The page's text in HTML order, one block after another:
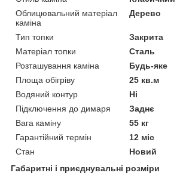
Облицювальний матеріал
каміна
Дерево
Тип топки
Закрита
Матеріал топки
Сталь
Розташування каміна
Будь-яке
Площа обігріву
25 кв.м
Водяний контур
Ні
Підключення до димаря
Заднє
Вага каміну
55 кг
Гарантійний термін
12 міс
Стан
Новий
Габаритні і приєднувальні розміри